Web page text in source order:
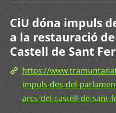
CiU dóna impuls
a la restauració
Castell de Sant
https://
impuls-des-del-
arcs-del-castell-de-sant-